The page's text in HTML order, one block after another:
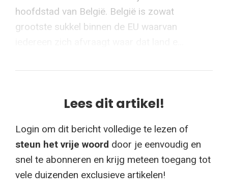
hoofdstad van België. België is zowat
grootste sukkel binnen de EU waarvan
Lees dit artikel!
Login om dit bericht volledige te lezen of
steun het vrije woord door je eenvoudig en
snel te abonneren en krijg meteen toegang tot
vele duizenden exclusieve artikelen!